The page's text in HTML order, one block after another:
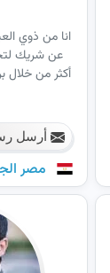
انا من ذوي
عن شريك
أكثر من خلال
أرسل
مصر